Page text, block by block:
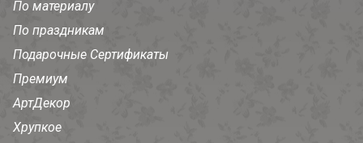
По материалу
По праздникам
Подарочные Сертификаты
Премиум
АртДекор
Хрупкое